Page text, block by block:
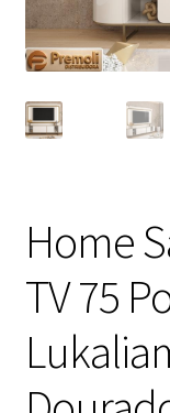
Mesa Gamer
Home
TV 75